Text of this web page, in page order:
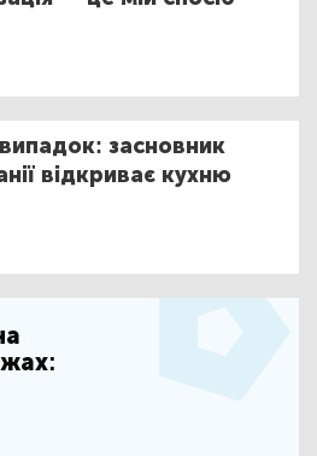
випадок: засновник
відкриває кухню